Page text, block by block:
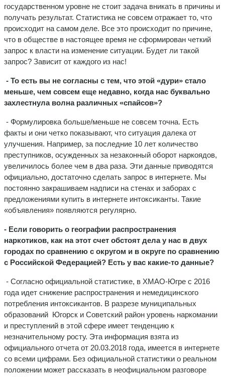
государственном уровне не стоит задача вникать в причины и
получать результат. Статистика не совсем отражает то, что
происходит на самом деле. Все это происходит по причине,
что в обществе в настоящее время не сформирован четкий
запрос к власти на изменение ситуации. Будет ли такой
запрос? Зависит от каждого из нас!
- То есть вы не согласны с тем, что этой «дури» стало
меньше, чем совсем еще недавно, когда нас буквально
захлестнула волна различных «спайсов»?
- Формулировка больше/меньше не совсем точна. Есть
факты и они четко показывают, что ситуация далека от
улучшения. Например, за последние 10 лет количество
преступников, осужденных за незаконный оборот наркоядов,
увеличилось более чем в два раза. Эти данные приводятся
официально, достаточно сделать запрос в интернете. Мы
постоянно закрашиваем надписи на стенах и заборах с
предложениями купить в интернете интоксиканты. Такие
«объявления» появляются регулярно.
- Если говорить о географии распространения
наркотиков, как на этот счет обстоят дела у нас в двух
городах по сравнению с округом и в округе по сравнению
с Российской Федерацией? Есть у вас какие-то данные?
- Согласно официальной статистике, в ХМАО-Югре с 2016
года идет снижение распространения и немедицинского
потребления интоксикантов. В разрезе муниципальных
образований Югорск и Советский район уровень наркомании
и преступлений в этой сфере имеет тенденцию к
незначительному росту. Эта информация взята из
официального отчета от 20.03.2018 года, имеется в интернете
со всеми цифрами. Без официальной статистики о реальном
положении может рассказать в неофициальном разговоре